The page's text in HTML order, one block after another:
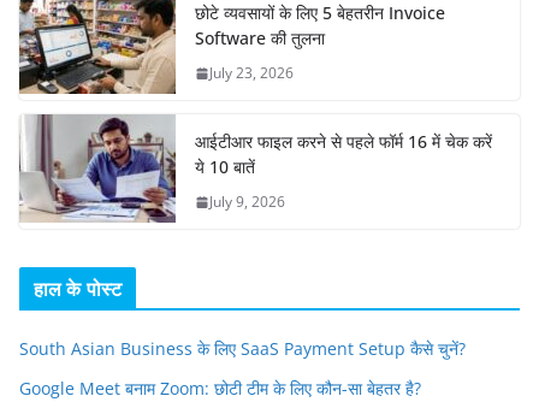
छोटे व्यवसायों के लिए 5 बेहतरीन Invoice
Software की तुलना
July 23, 2026
आईटीआर फाइल करने से पहले फॉर्म 16 में चेक करें
ये 10 बातें
July 9, 2026
हाल के पोस्ट
South Asian Business के लिए SaaS Payment Setup कैसे चुनें?
Google Meet बनाम Zoom: छोटी टीम के लिए कौन-सा बेहतर है?